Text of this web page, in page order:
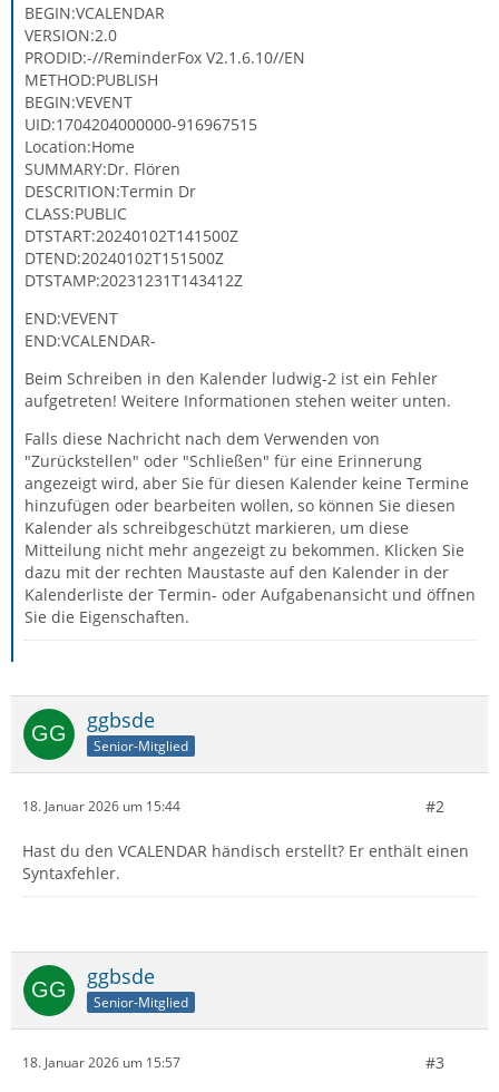
BEGIN:VCALENDAR
VERSION:2.0
PRODID:-//ReminderFox V2.1.6.10//EN
METHOD:PUBLISH
BEGIN:VEVENT
UID:1704204000000-916967515
Location:Home
SUMMARY:Dr. Flören
DESCRITION:Termin Dr
CLASS:PUBLIC
DTSTART:20240102T141500Z
DTEND:20240102T151500Z
DTSTAMP:20231231T143412Z
END:VEVENT
END:VCALENDAR-
Beim Schreiben in den Kalender ludwig-2 ist ein Fehler
aufgetreten! Weitere Informationen stehen weiter unten.
Falls diese Nachricht nach dem Verwenden von
"Zurückstellen" oder "Schließen" für eine Erinnerung
angezeigt wird, aber Sie für diesen Kalender keine Termine
hinzufügen oder bearbeiten wollen, so können Sie diesen
Kalender als schreibgeschützt markieren, um diese
Mitteilung nicht mehr angezeigt zu bekommen. Klicken Sie
dazu mit der rechten Maustaste auf den Kalender in der
Kalenderliste der Termin- oder Aufgabenansicht und öffnen
Sie die Eigenschaften.
ggbsde
Senior-Mitglied
18. Januar 2026 um 15:44 #2
Hast du den VCALENDAR händisch erstellt? Er enthält einen
Syntaxfehler.
ggbsde
Senior-Mitglied
18. Januar 2026 um 15:57 #3